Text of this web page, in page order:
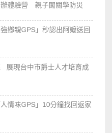
辦體驗營 親子闖關學防災
鄉親GPS」秒認出阿嬤送回
展現台中市爵士人才培育成
情味GPS」10分鐘找回返家